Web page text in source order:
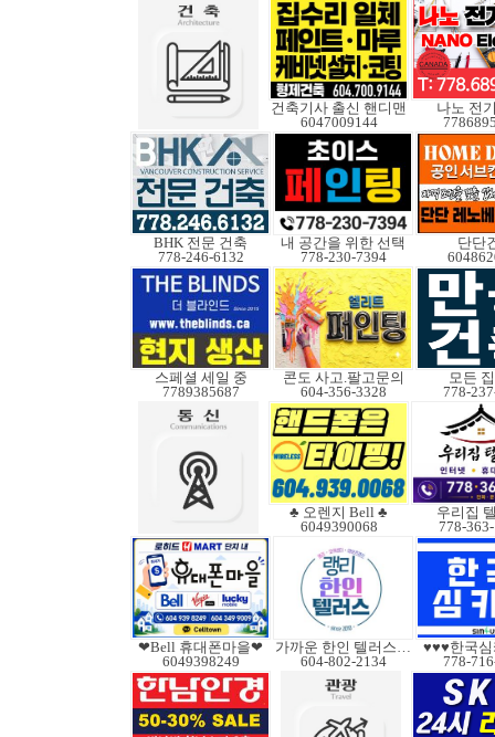
건축기사 출신 핸디맨
6047009144
나노 전
BHK 전문 건축
778-246-6132
내 공간을 위한 선택
778-230-7394
단단
스페셜 세일 중
7789385687
콘도 사고.팔고문의
604-356-3328
모든
778-
♣ 오렌지 Bell ♣
6049390068
우리집
778-
❤Bell 휴대폰마을❤
6049398249
가까운 한인 텔러스쿠도
604-802-2134
♥♥♥한국
778-